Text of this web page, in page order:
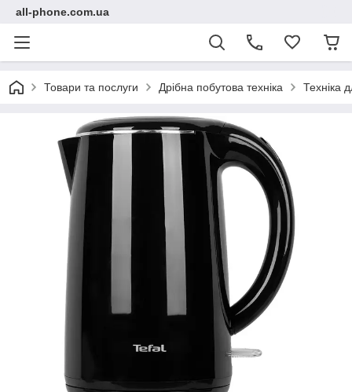
all-phone.com.ua
Товари та послуги Дрібна побутова техніка Техніка